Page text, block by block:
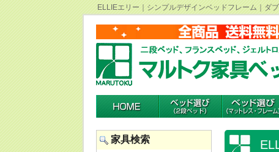
ELLIEエリー｜シンプルデザインベッドフレーム｜ダ
家具検索